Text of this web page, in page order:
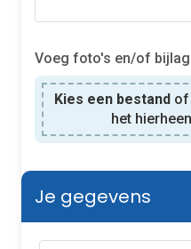
Voeg foto's en/of
Kies een bestand of
het hierheen
Je gegevens